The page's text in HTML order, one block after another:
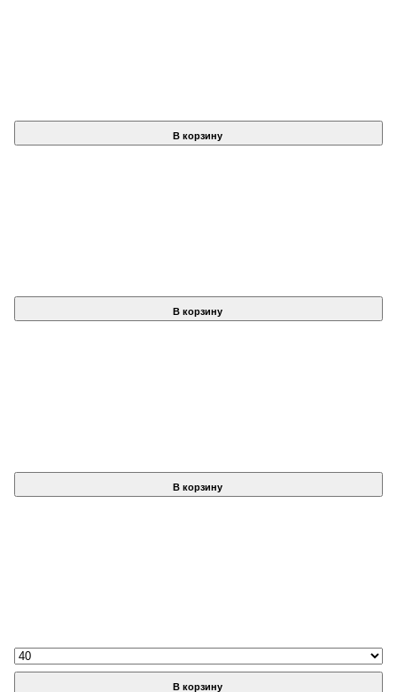
В корзину
В корзину
В корзину
В корзину